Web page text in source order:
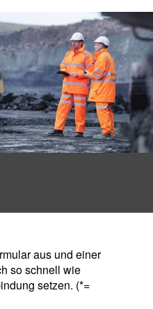
aus und einer
so schnell wie
setzen. (*=